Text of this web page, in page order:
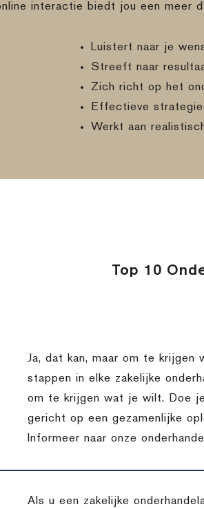
interactie biedt jou een meer
Luistert naar je
Streeft naar
Zich richt op het
Effectieve
Werkt aan
Top 10
Ja, dat kan, maar om te
stappen in elke zakelijke
om te krijgen wat je wilt. Doe
gericht op een gezamenlijke
Informeer naar onze
Als u een zakelijke